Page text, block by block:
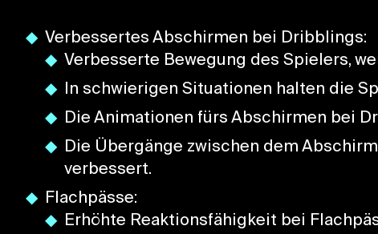
Verbessertes Abschirmen bei Dribblings:
Verbesserte Bewegung des Spielers,
In schwierigen Situationen halten die
Die Animationen fürs Abschirmen bei
Die Übergänge zwischen dem
verbessert.
Flachpässe:
Erhöhte Reaktionsfähigkeit bei